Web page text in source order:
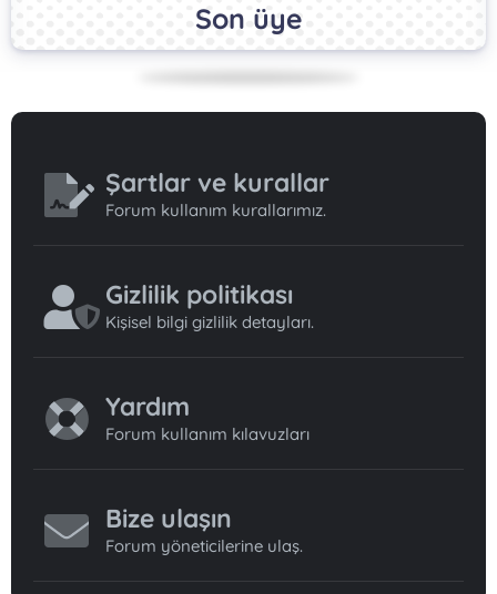
Son üye
Şartlar ve kurallar
Forum kullanım kurallarımız.
Gizlilik politikası
Kişisel bilgi gizlilik detayları.
Yardım
Forum kullanım kılavuzları
Bize ulaşın
Forum yöneticilerine ulaş.